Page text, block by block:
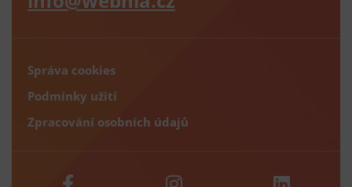
Správa cookies
Podmínky užití
Zpracování osobních údajů